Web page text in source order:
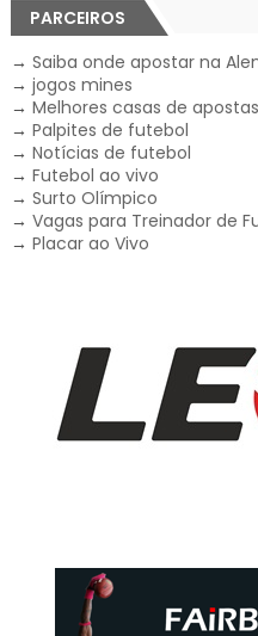
PARCEIROS
→ Saiba onde apostar na
→ jogos mines
→ Melhores casas de apostas
→ Palpites de futebol
→ Notícias de futebol
→ Futebol ao vivo
→ Surto Olímpico
→ Vagas para Treinador de
→ Placar ao Vivo